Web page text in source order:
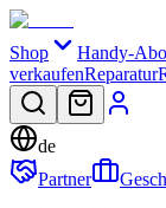
Shop Handy-
verkaufenReparatur
de
Partner